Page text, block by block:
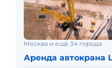
Москва и ещё 34 города
Аренда автокрана